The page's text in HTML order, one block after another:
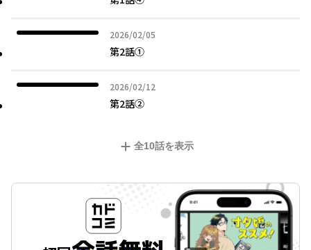
2026/02/05
2026年02月05日
第2話①
2026/02/12
2026年02月12日
第2話②
全10話を表示